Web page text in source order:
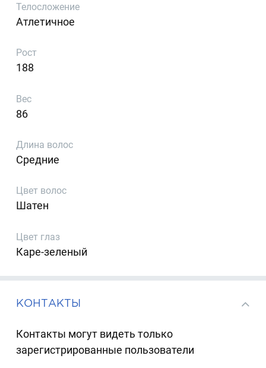
Телосложение
Атлетичное
Рост
188
Вес
86
Длина волос
Средние
Цвет волос
Шатен
Цвет глаз
Каре-зеленый
КОНТАКТЫ
Контакты могут видеть только
зарегистрированные пользователи